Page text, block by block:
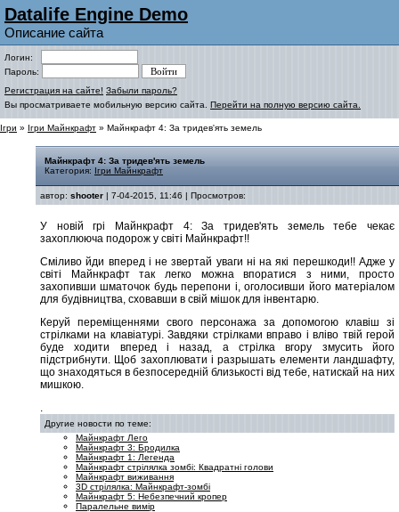
Datalife Engine Demo
Описание сайта
Логин:
Пароль:
Регистрация на сайте! Забыли пароль?
Вы просматриваете мобильную версию сайта. Перейти на полную версию сайта.
Ігри » Ігри Майнкрафт » Майнкрафт 4: За тридев'ять земель
Майнкрафт 4: За тридев'ять земель
Категория: Ігри Майнкрафт
автор: shooter | 7-04-2015, 11:46 | Просмотров:
У новій грі Майнкрафт 4: За тридев'ять земель тебе чекає
захоплююча подорож у світі Майнкрафт!!
Сміливо йди вперед і не звертай уваги ні на які перешкоди!! Адже у
світі Майнкрафт так легко можна впоратися з ними, просто
захопивши шматочок будь перепони і, оголосивши його матеріалом
для будівництва, сховавши в свій мішок для інвентарю.
Керуй переміщеннями свого персонажа за допомогою клавіш зі
стрілками на клавіатурі. Завдяки стрілками вправо і вліво твій герой
буде ходити вперед і назад, а стрілка вгору змусить його
підстрибнути. Щоб захоплювати і разрышать елементи ландшафту,
що знаходяться в безпосередній близькості від тебе, натискай на них
мишкою.
.
Другие новости по теме:
Майнкрафт Лего
Майнкрафт 3: Бродилка
Майнкрафт 1: Легенда
Майнкрафт стрілялка зомбі: Квадратні голови
Майнкрафт виживання
3D стрілялка: Майнкрафт-зомбі
Майнкрафт 5: Небезпечний кропер
Паралельне вимір